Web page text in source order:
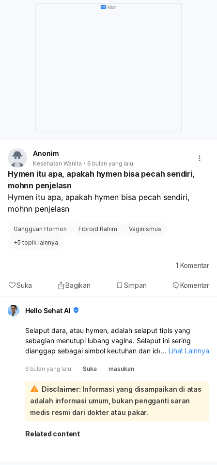
dengan fluktuasi hormon pasca-KB.
pemeriksaan fisik, termasuk pemeriksaan panggul, dan
mungkin menyarankan pemeriksaan penunjang seperti
USG atau tes hormon untuk mengetahui penyebab
pasti dan memberikan penanganan yang tepat.
Iklan
Anonim
Kesehatan Wanita 6 bulan yang lalu
Hymen itu apa, apakah hymen bisa pecah sendiri,
mohnn penjelasn
Hymen itu apa, apakah hymen bisa pecah sendiri,
mohnn penjelasn
Gangguan Hormon Fibroid Rahim
Vaginismus
+5 topik lainnya
Suka Bagikan Simpan Komentar
1 Komentar
Hello Sehat AI
Selaput dara, atau hymen, adalah selaput tipis yang
sebagian menutupi lubang vagina. Selaput ini sering
dianggap sebagai simbol keutuhan dan identitas pada
Mengenai apakah selaput dara bisa pecah sendiri, perlu
dipahami bahwa selaput dara bisa robek karena berbagai
aktivitas non-seksual, seperti olahraga berat,
penggunaan tampon, atau bahkan cedera. Banyak
wanita bahkan tidak menyadari selaput dara mereka
robek. Selain itu, tidak semua wanita mengalami
perdarahan saat berhubungan intim pertama kali, yang
yang sudah memiliki lubang alami yang besar, atau
... Lihat Lainnya
6 bulan yang lalu Suka masukan
Disclaimer: Informasi yang disampaikan di atas
adalah informasi umum, bukan pengganti saran
medis resmi dari dokter atau pakar.
Related content